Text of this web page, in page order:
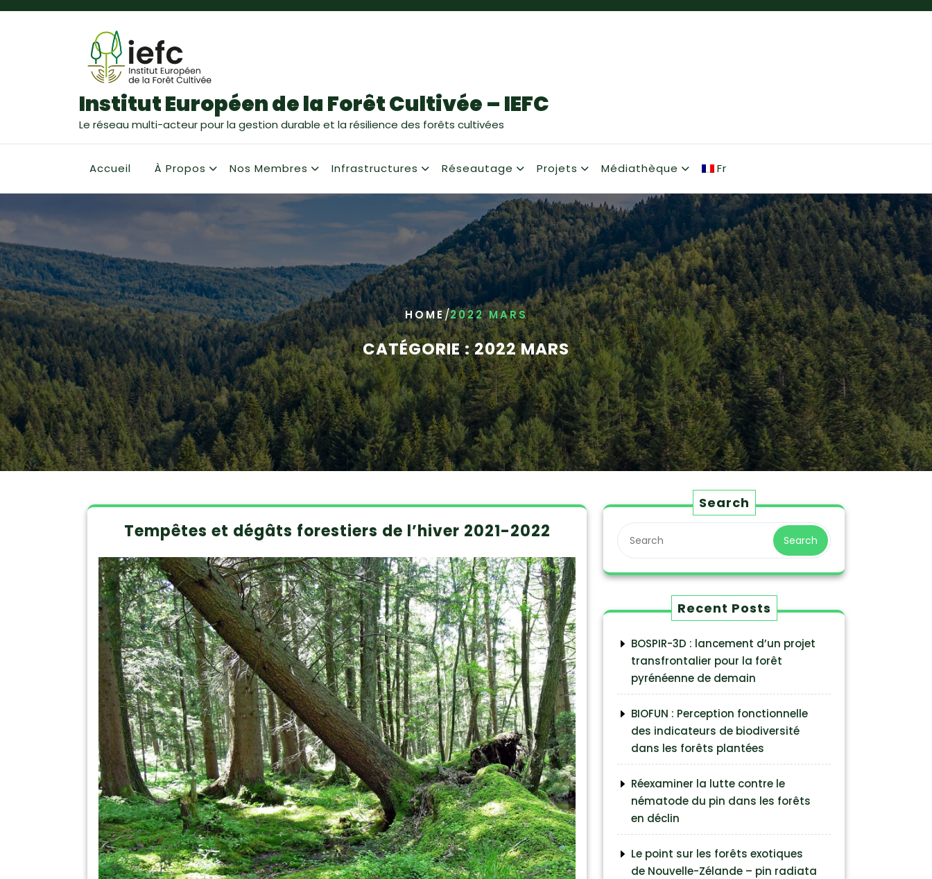
Institut Européen de la Forêt Cultivée – IEFC
Le réseau multi-acteur pour la gestion durable et la résilience des forêts cultivées
Accueil À Propos Nos Membres Infrastructures Réseautage Projets Médiathèque Fr
HOME/2022 MARS
CATÉGORIE :2022 MARS
Tempêtes et dégâts forestiers de l’hiver 2021-2022
Search
Search
Recent Posts
BOSPIR-3D : lancement d’un projet
transfrontalier pour la forêt
pyrénéenne de demain
BIOFUN : Perception fonctionnelle
des indicateurs de biodiversité
dans les forêts plantées
Réexaminer la lutte contre le
nématode du pin dans les forêts
en déclin
Le point sur les forêts exotiques
de Nouvelle-Zélande – pin radiata